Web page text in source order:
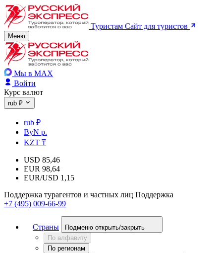
Туристам Сайт для туристов
Меню
Мы в MAX
Войти
Курс валют
rub ₽
rub ₽
ByN р.
KZT ₸
USD 85,46
EUR 98,64
EUR/USD 1,15
Поддержка турагентов и частных лиц Поддержка
+7 (495) 009-66-99
Страны
Подменю открыть/закрыть
По алфавиту
По регионам